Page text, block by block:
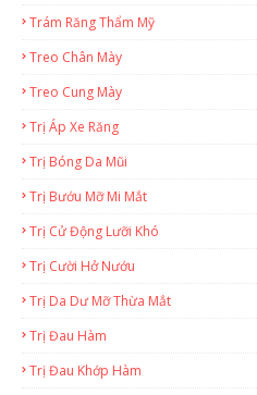
Trám Răng Thẩm Mỹ
Treo Chân Mày
Treo Cung Mày
Trị Áp Xe Răng
Trị Bóng Da Mũi
Trị Bướu Mỡ Mi Mắt
Trị Cử Động Lưỡi Khó
Trị Cười Hở Nướu
Trị Da Dư Mỡ Thừa Mắt
Trị Đau Hàm
Trị Đau Khớp Hàm